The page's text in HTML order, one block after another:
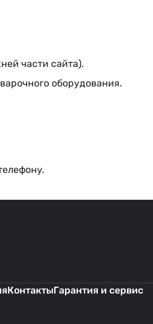
части сайта).
оборудования.
КонтактыГарантия и сервис